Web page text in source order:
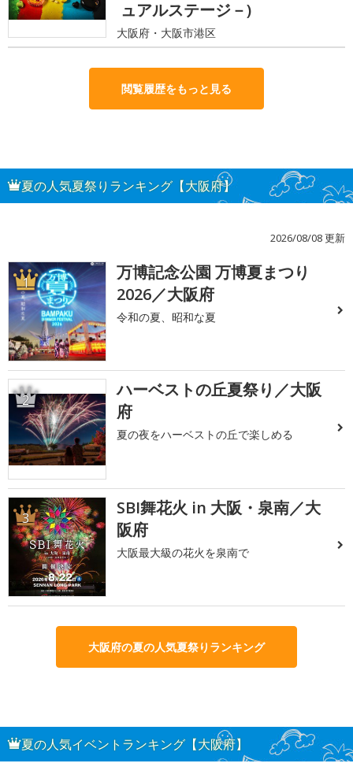
ュアルステージ－)
大阪府・大阪市港区
閲覧履歴をもっと見る
夏の人気夏祭りランキング【大阪府】
2026/08/08 更新
1
万博記念公園 万博夏まつり
2026／大阪府
令和の夏、昭和な夏
2
ハーベストの丘夏祭り／大阪
府
夏の夜をハーベストの丘で楽しめる
3
SBI舞花火 in 大阪・泉南／大
阪府
大阪最大級の花火を泉南で
大阪府の夏の人気夏祭りランキング
夏の人気イベントランキング【大阪府】